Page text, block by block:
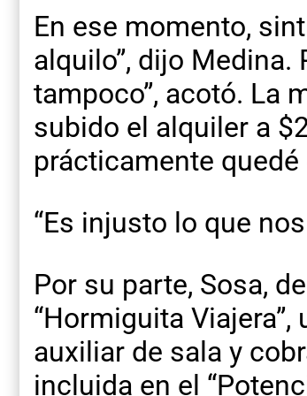
En ese momento,
alquilo”, dijo Medina.
tampoco”, acotó. La
subido el alquiler a
prácticamente quedé
“Es injusto lo que
Por su parte, Sosa,
“Hormiguita
auxiliar de sala y
incluida en el